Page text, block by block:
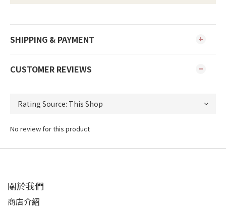
SHIPPING & PAYMENT
CUSTOMER REVIEWS
No review for this product
關於我們
商店介紹